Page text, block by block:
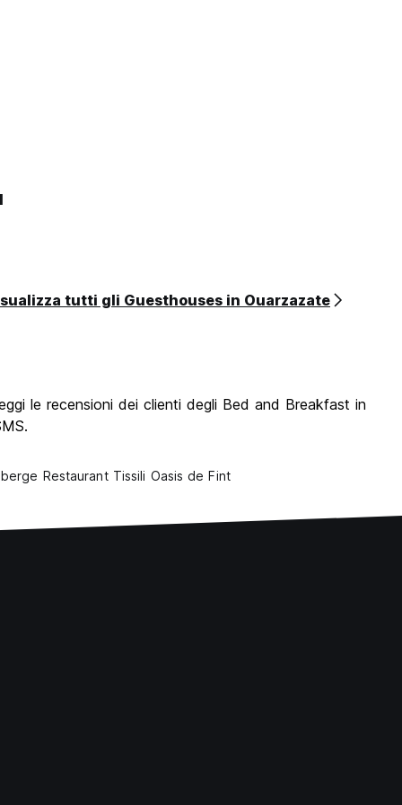
tutti gli Guesthouses in Ouarzazate
le recensioni dei clienti degli Bed and Breakfast in
Restaurant Tissili Oasis de Fint